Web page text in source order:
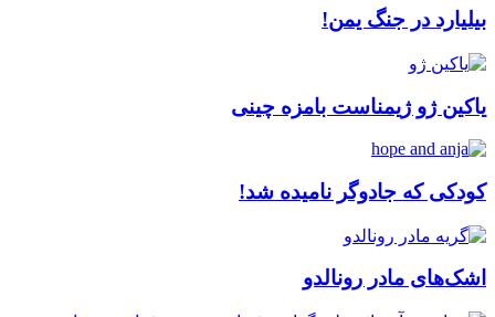
بیلیارد در جنگ یمن!
یاکین ژو ژیمناست بامزه چینی
کودکی که جادوگر نامیده شد!
اشک‌های مادر رونالدو